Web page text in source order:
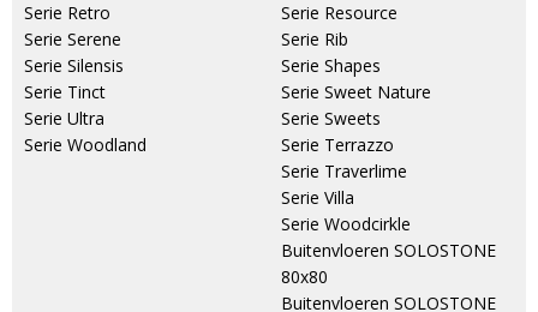
Serie Retro
Serie Serene
Serie Silensis
Serie Tinct
Serie Ultra
Serie Woodland
Serie Resource
Serie Rib
Serie Shapes
Serie Sweet Nature
Serie Sweets
Serie Terrazzo
Serie Traverlime
Serie Villa
Serie Woodcirkle
Buitenvloeren SOLOSTONE
80x80
Buitenvloeren SOLOSTONE